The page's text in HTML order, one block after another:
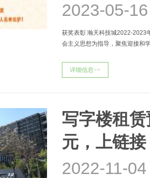
2023-05-16
获奖表彰 瀚天科技城2022-2023
会主义思想为指导，聚焦迎接和
详细信息>>
写字楼租
元，上链接
2022-11-04